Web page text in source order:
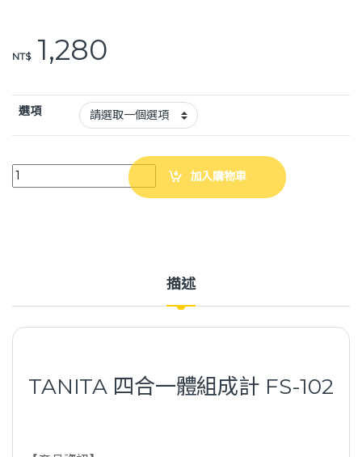
o
k
NT$1,280
選項
TANITA 四合一體組成計 FS-102 (3色) 體脂計 體重計 quantity
加入購物車
描述
TANITA 四合一體組成計 FS-102